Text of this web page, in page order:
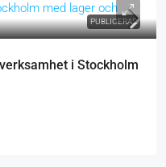
PUBLICERAS
i Stockholm